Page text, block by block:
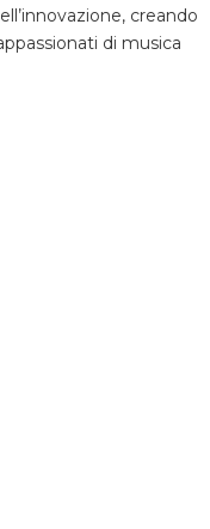
creando
di musica